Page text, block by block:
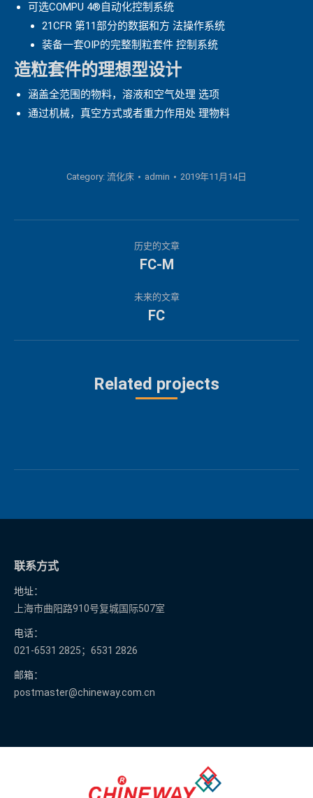
可选COMPU 4®自动化控制系统
21CFR 第11部分的数据和方 法操作系统
装备一套OIP的完整制粒套件 控制系统
造粒套件的理想型设计
涵盖全范围的物料，溶液和空气处理 选项
通过机械，真空方式或者重力作用处 理物料
Category: 流化床 admin 2019年11月14日
历史的文章
上
个
项
目：
FC-M
未来的文章
下
目：
FC
Related projects
联系方式
地址：
上海市曲阳路910号复城国际507室
电话：
021-6531 2825；6531 2826
邮箱：
postmaster@chineway.com.cn